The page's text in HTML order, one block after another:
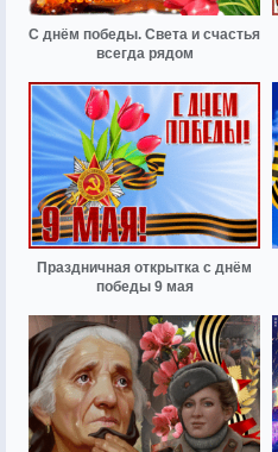
С днём победы. Света и счастья
всегда рядом
Праздничная открытка с днём
победы 9 мая